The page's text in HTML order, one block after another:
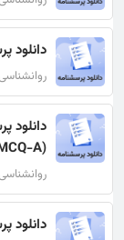
دانلود
دانلود
(MCQ-A) رایگان
دانلود